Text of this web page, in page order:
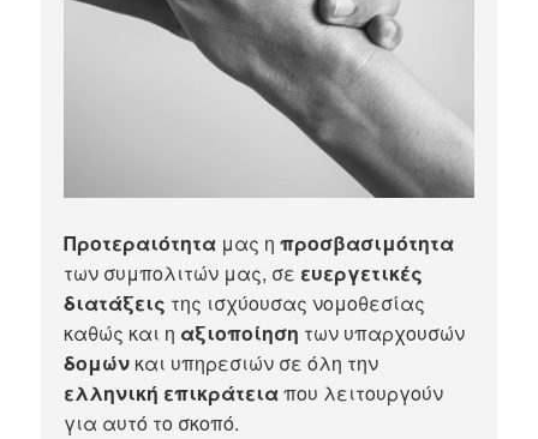
Προτεραιότητα μας ηπροσβασιμότητα
των συμπολιτών μας, σε ευεργετικές
διατάξεις της ισχύουσας νομοθεσίας
καθώς και η αξιοποίηση των υπαρχουσών
δομών και υπηρεσιών σε όλη την
ελληνική επικράτειαπου λειτουργούν
για αυτό το σκοπό.​